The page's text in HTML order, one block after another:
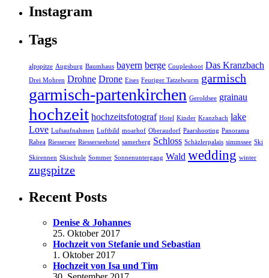
Instagram
Tags
alpspitze Augsburg Baumhaus bayern berge Coupleshoot Das Kranzbach
Drei Mohren Drohne Drone Eises Feuriger Tatzelwurm garmisch
garmisch-partenkirchen Geroldsee grainau
hochzeit hochzeitsfotograf Hotel Kinder Kranzbach lake
Love Luftaufnahmen Luftbild moarhof Oberaudorf Paarshooting Panorama
Rabea Riessersee Riesserseehotel samerberg Schloss Schäzlerpalais simmssee Ski
Skirennen Skischule Sommer Sonnenuntergang Wald wedding winter
zugspitze
Recent Posts
Denise & Johannes
25. Oktober 2017
Hochzeit von Stefanie und Sebastian
1. Oktober 2017
Hochzeit von Isa und Tim